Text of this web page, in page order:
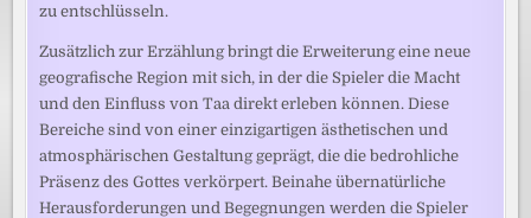
zu entschlüsseln.
Zusätzlich zur Erzählung bringt die Erweiterung eine neue
geografische Region mit sich, in der die Spieler die Macht
und den Einfluss von Taa direkt erleben können. Diese
Bereiche sind von einer einzigartigen ästhetischen und
atmosphärischen Gestaltung geprägt, die die bedrohliche
Präsenz des Gottes verkörpert. Beinahe übernatürliche
Herausforderungen und Begegnungen werden die Spieler